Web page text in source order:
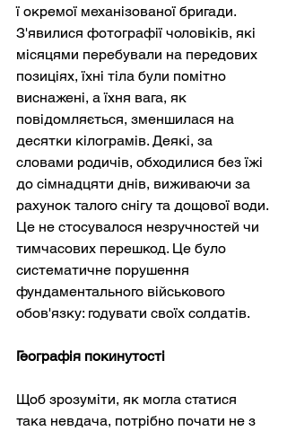
ї окремої механізованої бригади.
З'явилися фотографії чоловіків, які
місяцями перебували на передових
позиціях, їхні тіла були помітно
виснажені, а їхня вага, як
повідомляється, зменшилася на
десятки кілограмів. Деякі, за
словами родичів, обходилися без їжі
до сімнадцяти днів, виживаючи за
рахунок талого снігу та дощової води.
Це не стосувалося незручностей чи
тимчасових перешкод. Це було
систематичне порушення
фундаментального військового
обов'язку: годувати своїх солдатів.
Географія покинутості
Щоб зрозуміти, як могла статися
така невдача, потрібно почати не з